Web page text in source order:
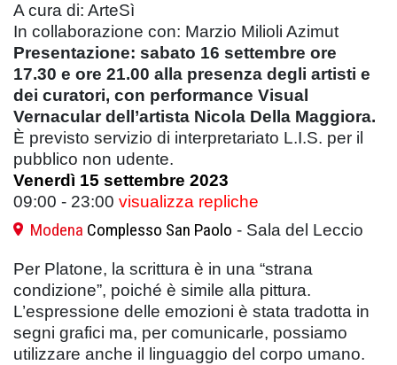
A cura di: ArteSì
In collaborazione con: Marzio Milioli Azimut
Presentazione: sabato 16 settembre ore
17.30 e ore 21.00 alla presenza degli artisti e
dei curatori, con performance Visual
Vernacular dell’artista Nicola Della Maggiora.
È previsto servizio di interpretariato L.I.S. per il
pubblico non udente.
Venerdì 15 settembre 2023
09:00 - 23:00 visualizza repliche
Modena Complesso San Paolo - Sala del Leccio
Per Platone, la scrittura è in una “strana
condizione”, poiché è simile alla pittura.
L’espressione delle emozioni è stata tradotta in
segni grafici ma, per comunicarle, possiamo
utilizzare anche il linguaggio del corpo umano.